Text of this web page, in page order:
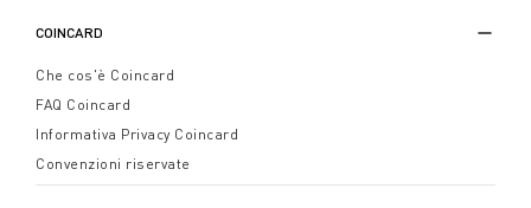
COINCARD
Che cos'è Coincard
FAQ Coincard
Informativa Privacy Coincard
Convenzioni riservate